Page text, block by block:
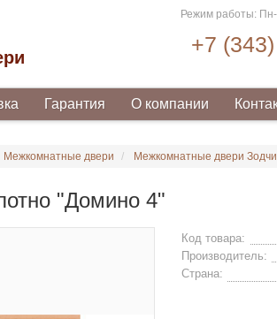
Режим работы:
+7
Гарантия О компании
Межкомнатные двери Межкомнатные двери
"Домино 4"
Код товара:
Производитель:
Страна: